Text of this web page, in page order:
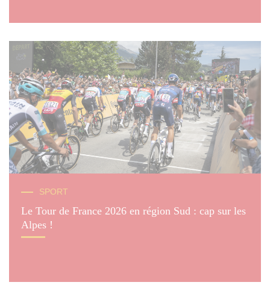
SPORT
Le Tour de France 2026 en région Sud : cap sur les
Alpes !